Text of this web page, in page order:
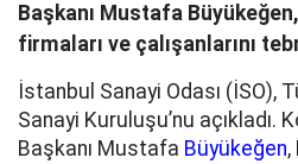
Başkanı Mustafa
firmaları ve çalışanlarını
İstanbul Sanayi Odası (İSO),
Sanayi Kuruluşu’nu açıkladı.
Başkanı Mustafa Büyükeğen,